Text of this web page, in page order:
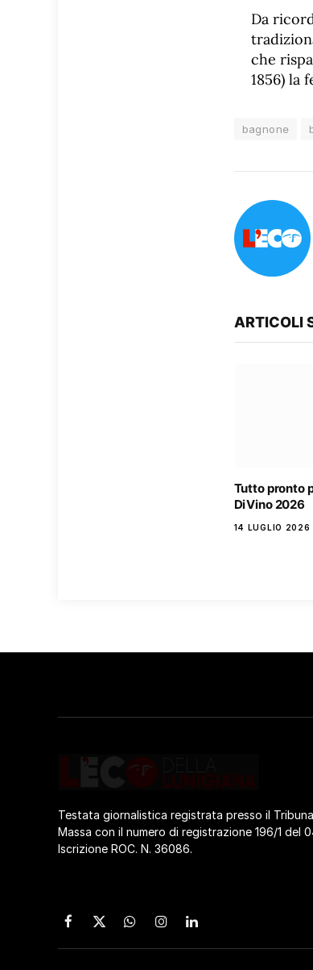
Da
che
1856) la
bagnone
ARTICOLI
Tutto pronto
DiVino 2026
14 LUGLIO 2026
Testata giornalistica registrata presso il
Massa con il numero di registrazione 196/1 del
Iscrizione ROC. N. 36086.
Facebook
X
(Twitter)
WhatsApp
Instagram
LinkedIn